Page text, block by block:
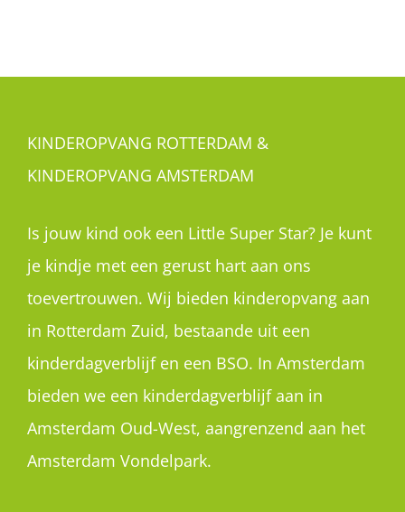
KINDEROPVANG ROTTERDAM &
KINDEROPVANG AMSTERDAM
Is jouw kind ook een Little Super Star? Je kunt
je kindje met een gerust hart aan ons
toevertrouwen. Wij bieden kinderopvang aan
in Rotterdam Zuid, bestaande uit een
kinderdagverblijf en een BSO. In Amsterdam
bieden we een kinderdagverblijf aan in
Amsterdam Oud-West, aangrenzend aan het
Amsterdam Vondelpark.